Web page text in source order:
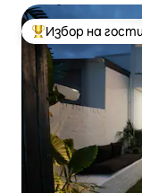
Най-популярен
Избор на